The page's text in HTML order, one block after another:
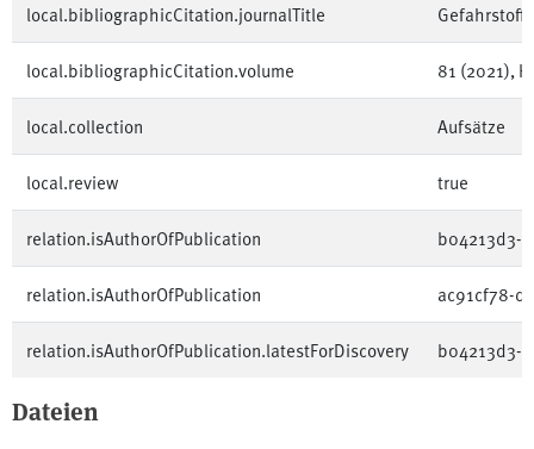
local.bibliographicCitation.journalTitle
local.bibliographicCitation.volume 81 (2021),
local.collection Aufsätze
local.review true
relation.isAuthorOfPublication b04213d3-
relation.isAuthorOfPublication ac91cf78-
relation.isAuthorOfPublication.latestForDiscovery b04213d3-
Dateien